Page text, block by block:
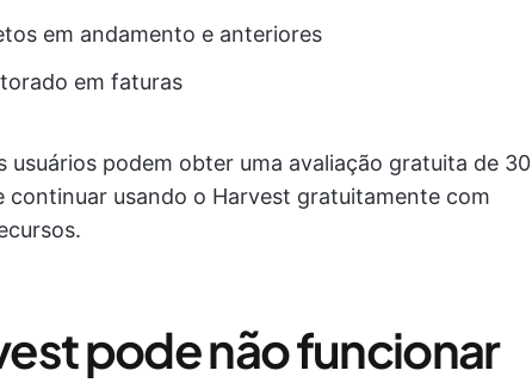
em andamento e anteriores
em faturas
usuários podem obter uma avaliação gratuita de 30
continuar usando o Harvest gratuitamente com
pode não funcionar